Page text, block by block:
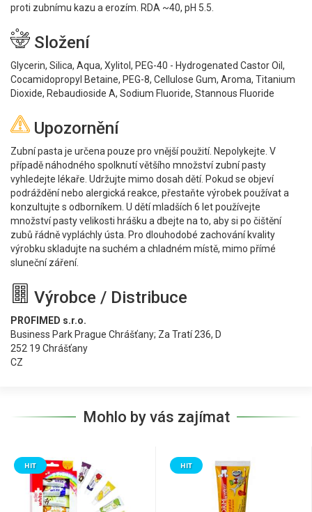
proti zubnímu kazu a erozím. RDA ~40, pH 5.5.
Složení
Glycerin, Silica, Aqua, Xylitol, PEG-40 - Hydrogenated Castor Oil,
Cocamidopropyl Betaine, PEG-8, Cellulose Gum, Aroma, Titanium
Dioxide, Rebaudioside A, Sodium Fluoride, Stannous Fluoride
Upozornění
Zubní pasta je určena pouze pro vnější použití. Nepolykejte. V
případě náhodného spolknutí většího množství zubní pasty
vyhledejte lékaře. Udržujte mimo dosah dětí. Pokud se objeví
podráždění nebo alergická reakce, přestaňte výrobek používat a
konzultujte s odborníkem. U dětí mladších 6 let používejte
množství pasty velikosti hrášku a dbejte na to, aby si po čištění
zubů řádně vypláchly ústa. Pro dlouhodobé zachování kvality
výrobku skladujte na suchém a chladném místě, mimo přímé
sluneční záření.
Výrobce / Distribuce
PROFIMED s.r.o.
Business Park Prague Chrášťany; Za Tratí 236, D
252 19 Chrášťany
CZ
Mohlo by vás zajímat
HIT HIT